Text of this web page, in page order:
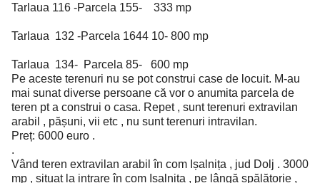
Tarlaua 116 -Parcela 155- 333 mp
Tarlaua 132 -Parcela 1644 10- 800 mp
Tarlaua 134- Parcela 85- 600 mp
Pe aceste terenuri nu se pot construi case de locuit. M-au
mai sunat diverse persoane că vor o anumita parcela de
teren pt a construi o casa. Repet , sunt terenuri extravilan
arabil , pășuni, vii etc , nu sunt terenuri intravilan.
Preț: 6000 euro .
.
Vând teren extravilan arabil în com Ișalnița , jud Dolj . 3000
mp , situat la intrare în com Ișalnița , pe lângă spălătorie ,